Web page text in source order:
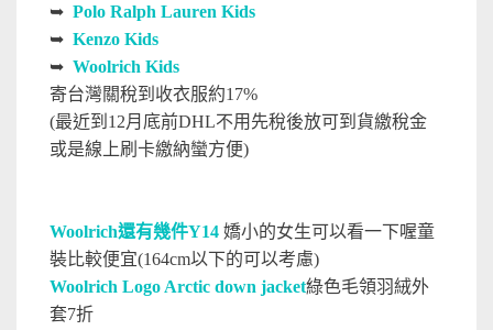
➥ Polo Ralph Lauren Kids
➥ Kenzo Kids
➥ Woolrich Kids
寄台灣關稅到收衣服約17%
(最近到12月底前DHL不用先稅後放可到貨繳稅金
或是線上刷卡繳納蠻方便)
Woolrich還有幾件Y14 嬌小的女生可以看一下喔童
裝比較便宜(164cm以下的可以考慮)
Woolrich Logo Arctic down jacket綠色毛領羽絨外
套7折